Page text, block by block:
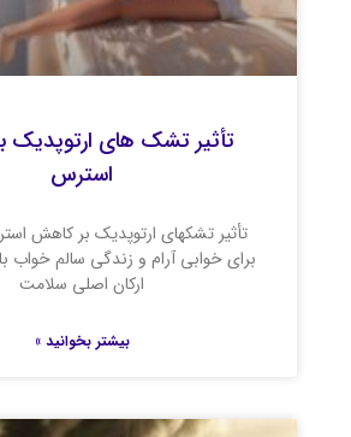
تأثیر تشک های ارتوپدیک
استرس
تأثیر تشکهای ارتوپدیک بر کاهش
برای خوابی آرام و زندگی سالم خواب
ارکان اصلی سلامت
بیشتر بخوانید »